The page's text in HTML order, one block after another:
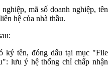
mã số doanh nghiệp, tên
hệ của nhà thầu.
ký tên, đóng dấu tại mục "File
lưu ý hệ thống chỉ chấp nhận